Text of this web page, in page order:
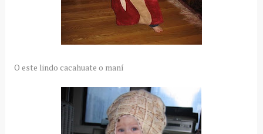
O este lindo cacahuate o maní